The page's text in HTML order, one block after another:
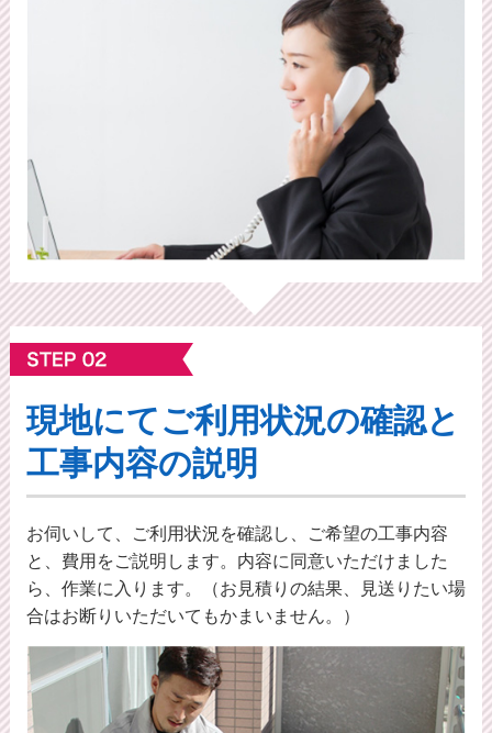
現地にてご利⽤状況の確認と
工事内容の説明
お伺いして、ご利用状況を確認し、ご希望の工事内容
と、費用をご説明します。内容に同意いただけました
ら、作業に入ります。（お見積りの結果、見送りたい場
合はお断りいただいてもかまいません。）